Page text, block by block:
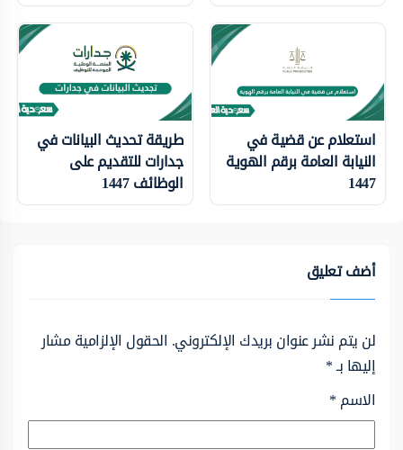
استعلام عن قضية في
النيابة العامة برقم الهوية
1447
طريقة تحديث البيانات في
جدارات للتقديم على
الوظائف 1447
أضف تعليق
لن يتم نشر عنوان بريدك الإلكتروني. الحقول الإلزامية مشار
إليها بـ*
الاسم*